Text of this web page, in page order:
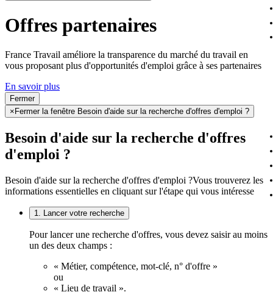
Offres partenaires
France Travail améliore la transparence du marché du travail en
vous proposant plus d'opportunités d'emploi grâce à ses partenaires
En savoir plus
Fermer
× Fermer la fenêtre Besoin d'aide sur la recherche d'offres d'emploi ?
Besoin d'aide sur la recherche d'offres
d'emploi ?
Besoin d'aide sur la recherche d'offres d'emploi ?Vous trouverez les
informations essentielles en cliquant sur l'étape qui vous intéresse
1. Lancer votre recherche
Pour lancer une recherche d'offres, vous devez saisir au moins
un des deux champs :
« Métier, compétence, mot-clé, n° d'offre »
ou
« Lieu de travail ».